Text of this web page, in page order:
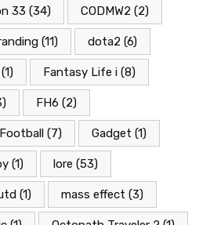
33 (34) CODMW2 (2)
(11) dota2 (6)
(1) Fantasy Life i (8)
FH6 (2)
Football (7) Gadget (1)
(1) lore (53)
(1) mass effect (3)